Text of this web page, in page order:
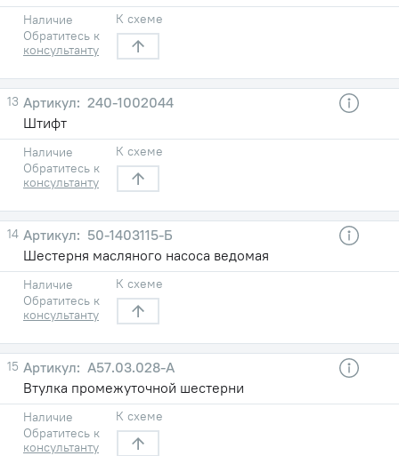
Наличие
Обратитесь к
консультанту
К схеме
13
240-1002044
Штифт
Наличие
Обратитесь к
консультанту
К схеме
14
50-1403115-Б
Шестерня масляного насоса ведомая
Наличие
Обратитесь к
консультанту
К схеме
15
А57.03.028-А
Втулка промежуточной шестерни
Наличие
Обратитесь к
консультанту
К схеме